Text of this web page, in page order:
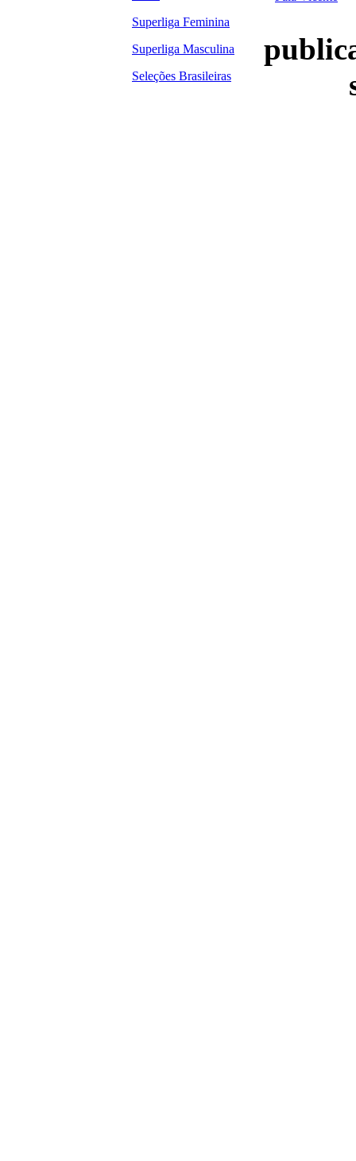
Superliga Feminina
Superliga Masculina
Seleções Brasileiras